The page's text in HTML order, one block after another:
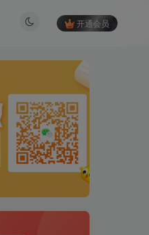
开通会员